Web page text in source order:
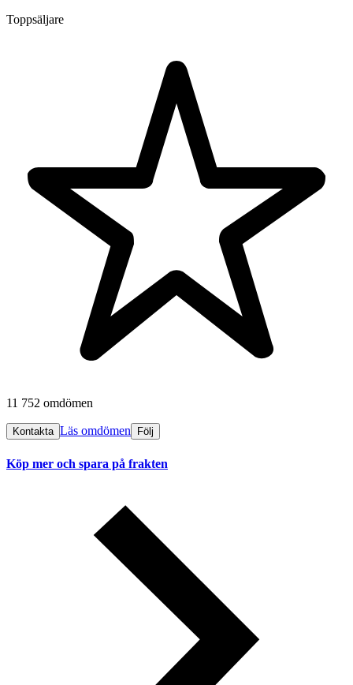
Toppsäljare
11 752 omdömen
Kontakta Läs omdömen Följ
Köp mer och spara på frakten